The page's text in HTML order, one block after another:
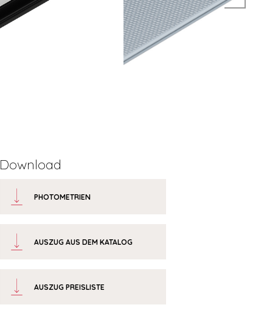
Download
PHOTOMETRIEN
AUSZUG AUS DEM KATALOG
AUSZUG PREISLISTE